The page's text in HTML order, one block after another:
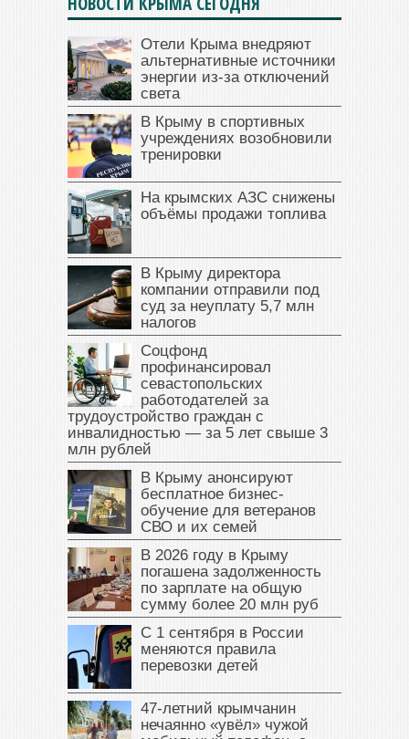
Отели Крыма внедряют
альтернативные источники
энергии из-за отключений
света
В Крыму в спортивных
учреждениях возобновили
тренировки
На крымских АЗС снижены
объёмы продажи топлива
В Крыму директора
компании отправили под
суд за неуплату 5,7 млн
налогов
Соцфонд
профинансировал
севастопольских
работодателей за
трудоустройство граждан с
инвалидностью — за 5 лет свыше 3
млн рублей
В Крыму анонсируют
бесплатное бизнес-
обучение для ветеранов
СВО и их семей
В 2026 году в Крыму
погашена задолженность
по зарплате на общую
сумму более 20 млн руб
С 1 сентября в России
меняются правила
перевозки детей
47‑летний крымчанин
нечаянно «увёл» чужой